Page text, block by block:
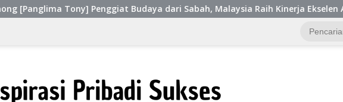
Penggiat Budaya dari Sabah, Malaysia Raih Kinerja Ekselen Award II-2026